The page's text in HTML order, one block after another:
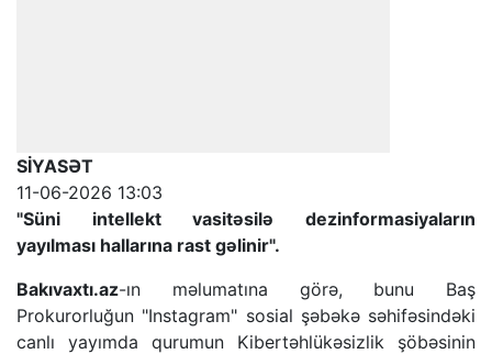
SİYASƏT
11-06-2026 13:03
"Süni intellekt vasitəsilə dezinformasiyaların
yayılması hallarına rast gəlinir".
Bakıvaxtı.az-ın məlumatına görə, bunu Baş
Prokurorluğun "Instagram" sosial şəbəkə səhifəsindəki
canlı yayımda qurumun Kibertəhlükəsizlik şöbəsinin